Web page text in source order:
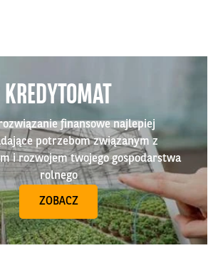
KREDYTOMAT
finansowe najlepiej
potrzebom związanym z
i rozwojem twojego gospodarstwa
rolnego
ZOBACZ